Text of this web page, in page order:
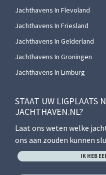
Jachthavens In Flevoland
Jachthavens In Friesland
Jachthavens In Gelderland
Jachthavens In Groningen
Jachthavens In Limburg
STAAT UW LIGPLAATS
JACHTHAVEN.NL?
Laat ons weten welke
ons aan zouden kunnen
IK HEB